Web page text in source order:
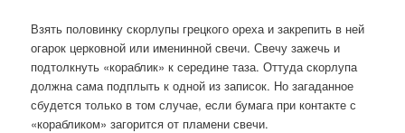
Взять половинку скорлупы грецкого ореха и закрепить в ней
огарок церковной или именинной свечи. Свечу зажечь и
подтолкнуть «кораблик» к середине таза. Оттуда скорлупа
должна сама подплыть к одной из записок. Но загаданное
сбудется только в том случае, если бумага при контакте с
«корабликом» загорится от пламени свечи.